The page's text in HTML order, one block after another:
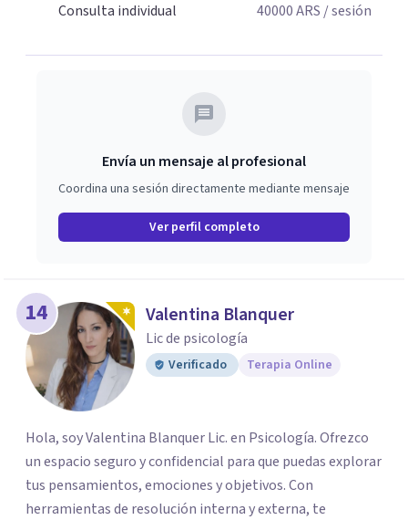
Consulta individual
40000ARS / sesión
Envía un mensaje al profesional
Coordina una sesión directamente mediante mensaje
Ver perfil completo
14 Valentina Blanquer
Lic de psicología
Verificado Terapia Online
Hola, soy Valentina Blanquer Lic. en Psicología. Ofrezco
un espacio seguro y confidencial para que puedas explorar
tus pensamientos, emociones y objetivos. Con
herramientas de resolución interna y externa, te